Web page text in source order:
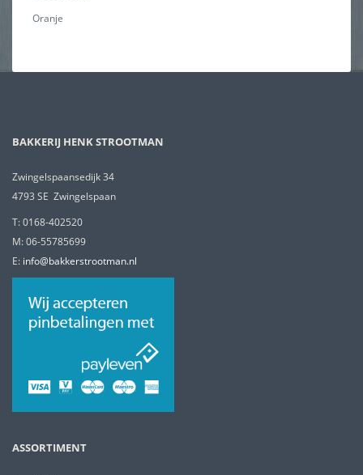
Oranje
BAKKERIJ HENK STROOTMAN
Zwingelspaansedijk 34
4793 SE Zwingelspaan
T: 0168-402520
M: 06-55785699
E: info@bakkerstrootman.nl
ASSORTIMENT